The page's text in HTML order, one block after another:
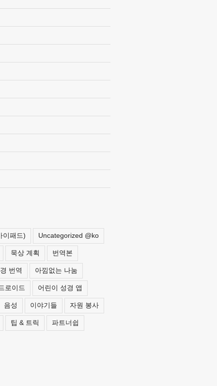
이패드) Uncategorized @ko
묵상 계획 번역본
번역 아낌없는 나눔
로이드 어린이 성경 앱
음성 이야기들 자원 봉사
팁 & 트릭 파트너쉽